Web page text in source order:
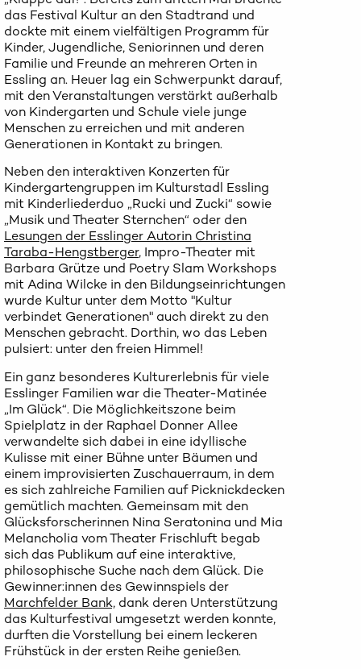
das Festival Kultur an den Stadtrand und
dockte mit einem vielfältigen Programm für
Kinder, Jugendliche, Seniorinnen und deren
Familie und Freunde an mehreren Orten in
Essling an. Heuer lag ein Schwerpunkt darauf,
mit den Veranstaltungen verstärkt außerhalb
von Kindergarten und Schule viele junge
Menschen zu erreichen und mit anderen
Generationen in Kontakt zu bringen.
Neben den interaktiven Konzerten für
Kindergartengruppen im Kulturstadl Essling
mit Kinderliederduo „Rucki und Zucki“ sowie
„Musik und Theater Sternchen“ oder den
Lesungen der Esslinger Autorin Christina
Taraba-Hengstberger, Impro-Theater mit
Barbara Grütze und Poetry Slam Workshops
mit Adina Wilcke in den Bildungseinrichtungen
wurde Kultur unter dem Motto "Kultur
verbindet Generationen" auch direkt zu den
Menschen gebracht. Dorthin, wo das Leben
pulsiert: unter den freien Himmel!
Ein ganz besonderes Kulturerlebnis für viele
Esslinger Familien war die Theater-Matinée
„Im Glück“. Die Möglichkeitszone beim
Spielplatz in der Raphael Donner Allee
verwandelte sich dabei in eine idyllische
Kulisse mit einer Bühne unter Bäumen und
einem improvisierten Zuschauerraum, in dem
es sich zahlreiche Familien auf Picknickdecken
gemütlich machten. Gemeinsam mit den
Glücksforscherinnen Nina Seratonina und Mia
Melancholia vom Theater Frischluft begab
sich das Publikum auf eine interaktive,
philosophische Suche nach dem Glück. Die
Gewinner:innen des Gewinnspiels der
Marchfelder Bank, dank deren Unterstützung
das Kulturfestival umgesetzt werden konnte,
durften die Vorstellung bei einem leckeren
Frühstück in der ersten Reihe genießen.